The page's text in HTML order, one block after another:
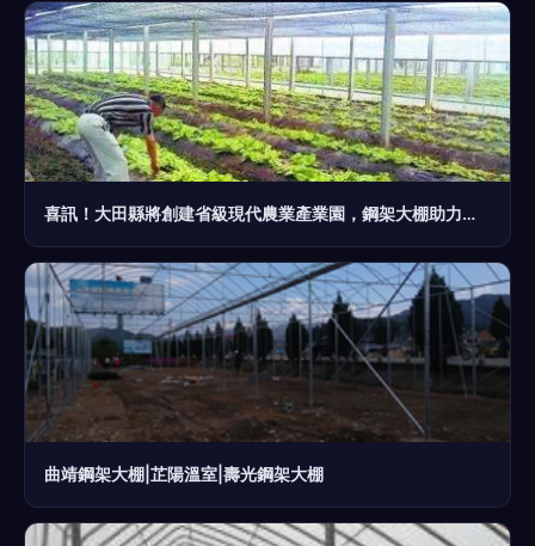
喜訊！大田縣將創建省級現代農業產業園，鋼架大棚助力新征程
曲靖鋼架大棚|芷陽溫室|壽光鋼架大棚